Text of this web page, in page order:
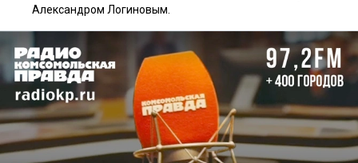
Александром Логиновым.